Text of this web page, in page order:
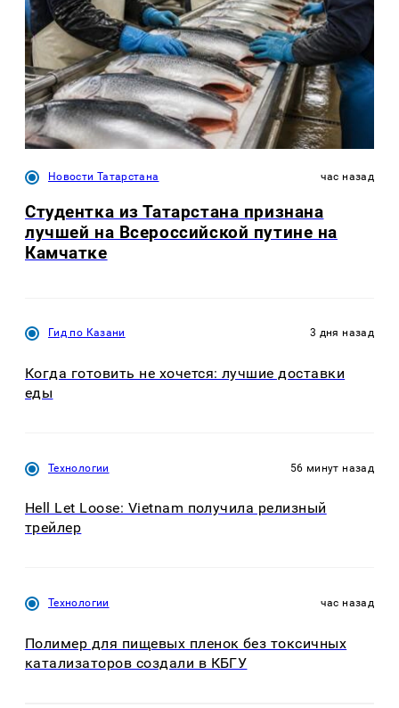
Новости Татарстана час назад
Студентка из Татарстана признана
лучшей на Всероссийской путине на
Камчатке
Гид по Казани 3 дня назад
Когда готовить не хочется: лучшие доставки
еды
Технологии 56 минут назад
Hell Let Loose: Vietnam получила релизный
трейлер
Технологии час назад
Полимер для пищевых пленок без токсичных
катализаторов создали в КБГУ